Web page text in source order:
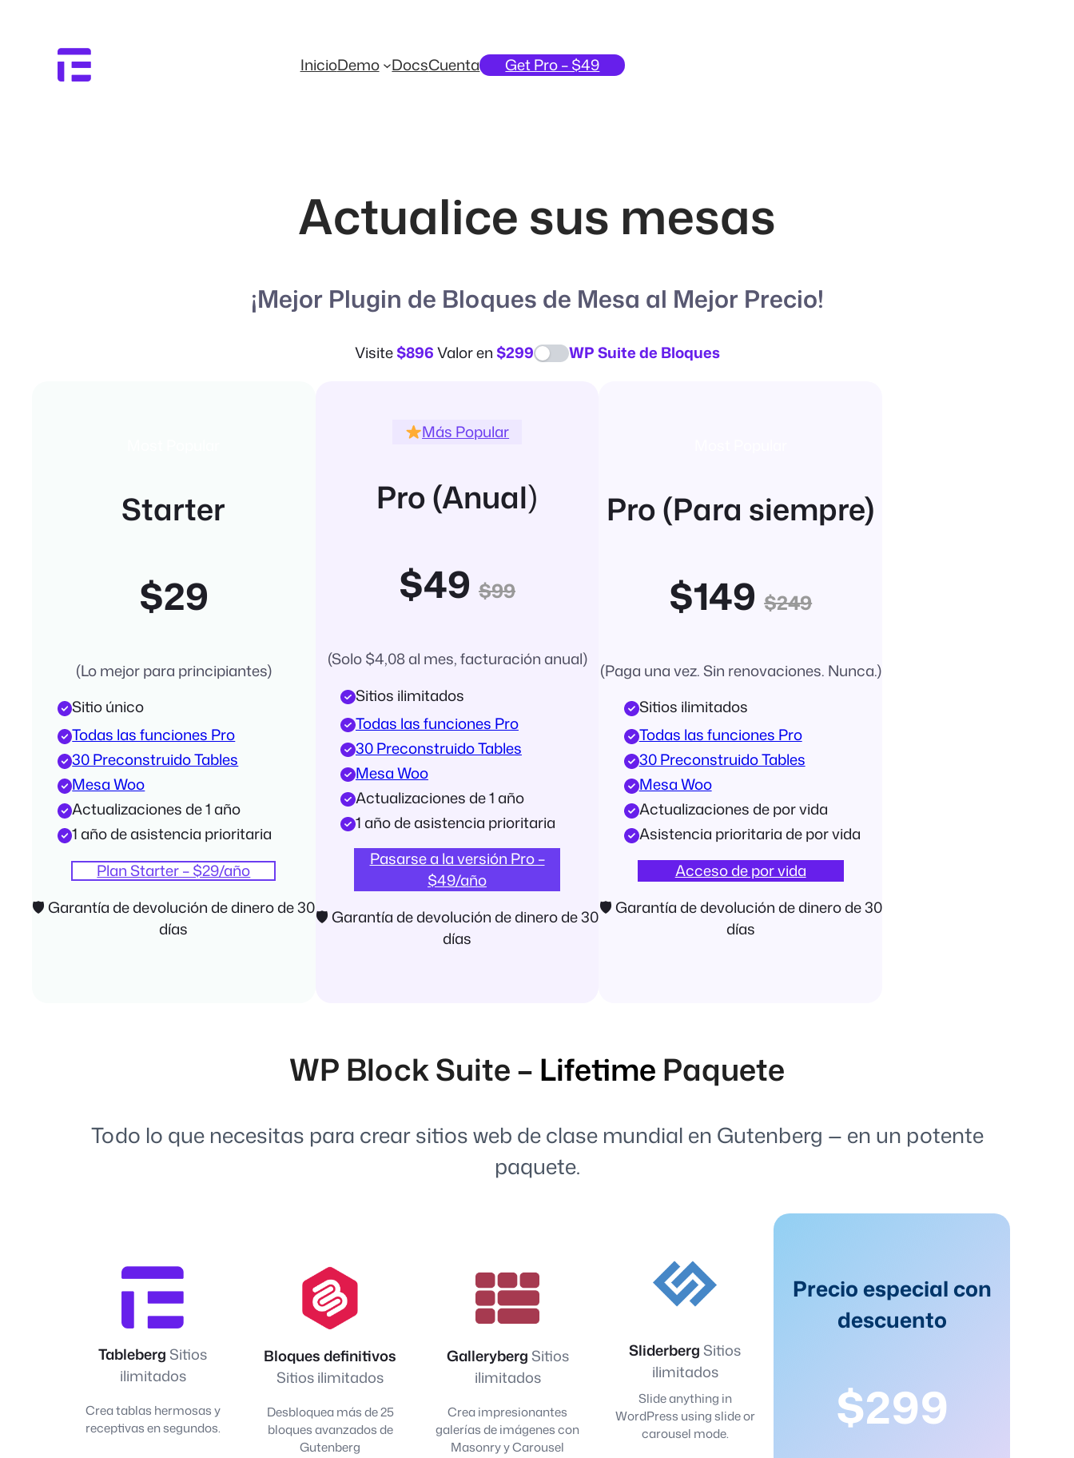
contenido
InicioDemo DocsCuenta Get Pro – $49
Actualice sus mesas
¡Mejor Plugin de Bloques de Mesa al Mejor Precio!
Visite$896Valor en $299 WP Suite de Bloques
Starter
$29
(Lo mejor para principiantes)
Sitio único
Todas las funciones Pro
30 Preconstruido Tables
Mesa Woo
Actualizaciones de 1 año
1 año de asistencia prioritaria
Plan Starter – $29/año
🛡 Garantía de devolución de dinero de 30
días
Más Popular
Pro (Anual)
$49 $99
(Solo $4,08 al mes, facturación anual)
Sitios ilimitados
Todas las funciones Pro
30 Preconstruido Tables
Mesa Woo
Actualizaciones de 1 año
1 año de asistencia prioritaria
Pasarse a la versión Pro –
$49/año
🛡 Garantía de devolución de dinero de 30
días
Pro (Para siempre)
$149$249
(Paga una vez. Sin renovaciones. Nunca.)
Sitios ilimitados
Todas las funciones Pro
30 Preconstruido Tables
Mesa Woo
Actualizaciones de por vida
Asistencia prioritaria de por vida
Acceso de por vida
🛡 Garantía de devolución de dinero de 30
días
WP Block Suite – Lifetime Paquete
Todo lo que necesitas para crear sitios web de clase mundial en Gutenberg — en un potente
paquete.
TablebergSitios
ilimitados
Crea tablas hermosas y
receptivas en segundos.
Bloques definitivos
Sitios ilimitados
Desbloquea más de 25
bloques avanzados de
Gutenberg
GallerybergSitios
ilimitados
Crea impresionantes
galerías de imágenes con
Masonry y Carousel
SliderbergSitios
ilimitados
Slide anything in
WordPress using slide or
carousel mode.
Precio especial con
descuento
$299